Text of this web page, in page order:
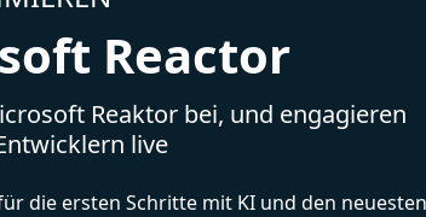
Reactor
Reaktor bei, und engagieren
live
die ersten Schritte mit KI und den neuesten